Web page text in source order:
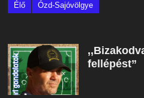
Élő
Ózd-Sajóvölgye
fellépést”